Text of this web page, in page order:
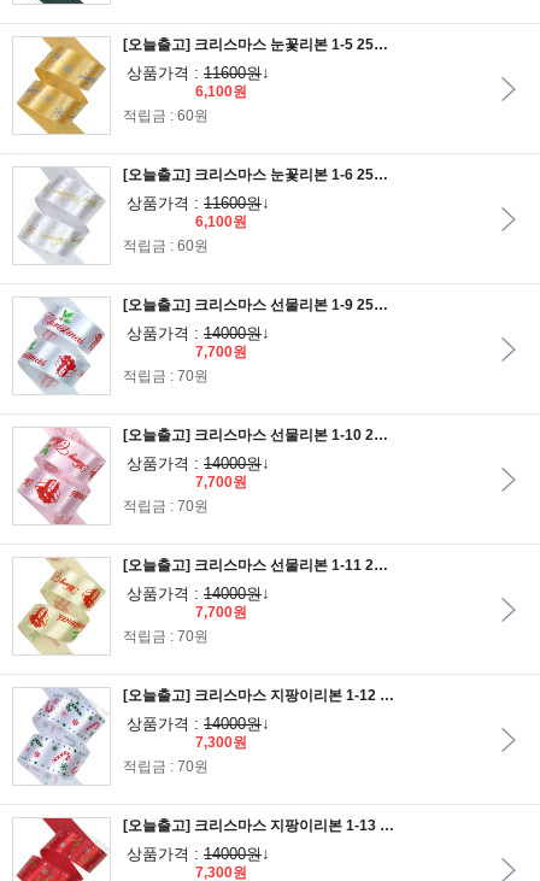
[오늘출고] 크리스마스 눈꽃리본 1-5 25mm/금색공단리본에 은분인쇄
상품가격 : 11600원↓
6,100원
적립금 : 60원
[오늘출고] 크리스마스 눈꽃리본 1-6 25mm/은색공단리본에 금분인쇄
상품가격 : 11600원↓
6,100원
적립금 : 60원
[오늘출고] 크리스마스 선물리본 1-9 25mm/백색공단리본에 2도칼라인쇄
상품가격 : 14000원↓
7,700원
적립금 : 70원
[오늘출고] 크리스마스 선물리본 1-10 25mm/진핑크색공단리본에 2도칼라인쇄
상품가격 : 14000원↓
7,700원
적립금 : 70원
[오늘출고] 크리스마스 선물리본 1-11 25mm/연베이지색공단리본에 2도칼라인쇄
상품가격 : 14000원↓
7,700원
적립금 : 70원
[오늘출고] 크리스마스 지팡이리본 1-12 25mm/백색공단리본에 2도로 금은분 칼라인쇄
상품가격 : 14000원↓
7,300원
적립금 : 70원
[오늘출고] 크리스마스 지팡이리본 1-13 25mm/빨간공단리본에 2도로 금은분 칼라인쇄
상품가격 : 14000원↓
7,300원